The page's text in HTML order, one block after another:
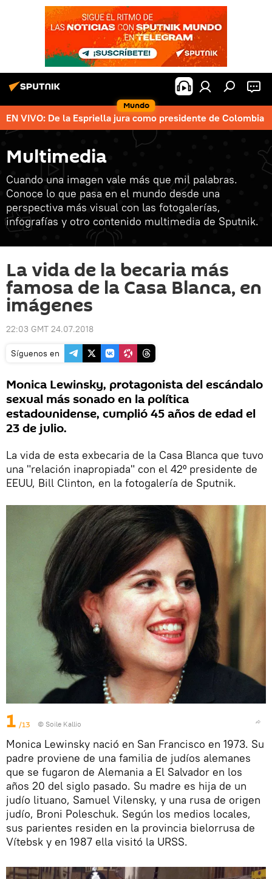
Mundo
EN VIVO: De la Espriella jura como presidente de Colombia
Multimedia
Cuando una imagen vale más que mil palabras.
Conoce lo que pasa en el mundo desde una
perspectiva más visual con las fotogalerías,
infografías y otro contenido multimedia de Sputnik.
La vida de la becaria más
famosa de la Casa Blanca, en
imágenes
22:03 GMT 24.07.2018
Síguenos en
Monica Lewinsky, protagonista del escándalo
sexual más sonado en la política
estadounidense, cumplió 45 años de edad el
23 de julio.
La vida de esta exbecaria de la Casa Blanca que tuvo
una "relación inapropiada" con el 42º presidente de
EEUU, Bill Clinton, en la fotogalería de Sputnik.
1 /13 © Soile Kallio
Monica Lewinsky nació en San Francisco en 1973. Su
padre proviene de una familia de judíos alemanes
que se fugaron de Alemania a El Salvador en los
años 20 del siglo pasado. Su madre es hija de un
judío lituano, Samuel Vilensky, y una rusa de origen
judío, Broni Poleschuk. Según los medios locales,
sus parientes residen en la provincia bielorrusa de
Vítebsk y en 1987 ella visitó la URSS.